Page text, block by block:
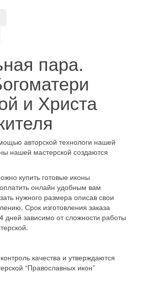
пара.
и Христа
авторской технологи нашей
нашей мастерской создаются
купить готовые иконы
онлайн удобным вам
нужного размера описав свои
Срок изготовления заказа
дней зависимо от сложности работы
качества и утверждаются
“Православных икон”